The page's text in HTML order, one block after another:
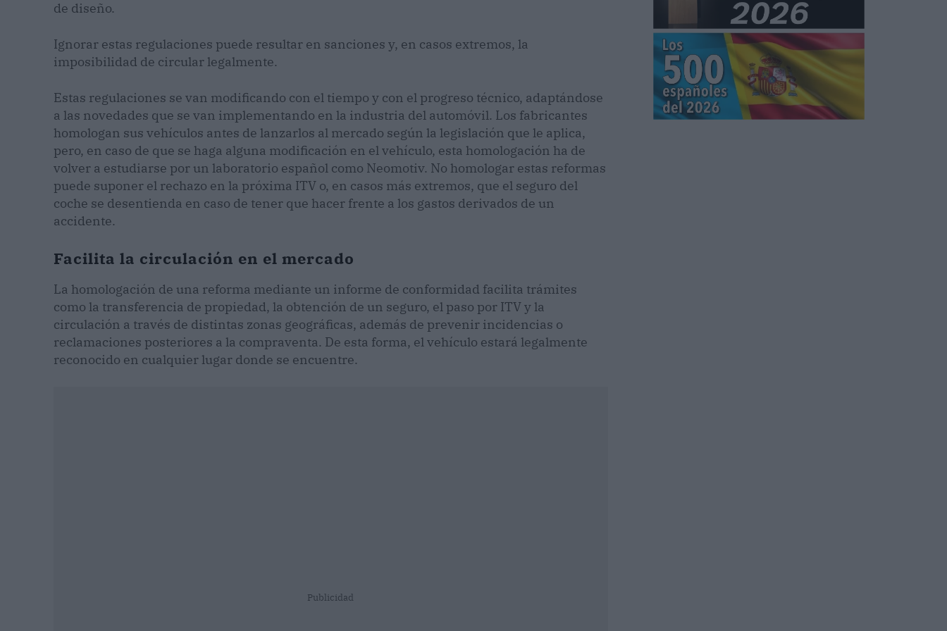
de diseño.
Ignorar estas regulaciones puede resultar en sanciones y, en casos extremos, la
imposibilidad de circular legalmente.
Estas regulaciones se van modificando con el tiempo y con el progreso técnico, adaptándose
a las novedades que se van implementando en la industria del automóvil. Los fabricantes
homologan sus vehículos antes de lanzarlos al mercado según la legislación que le aplica,
pero, en caso de que se haga alguna modificación en el vehículo, esta homologación ha de
volver a estudiarse por un laboratorio español como Neomotiv. No homologar estas reformas
puede suponer el rechazo en la próxima ITV o, en casos más extremos, que el seguro del
coche se desentienda en caso de tener que hacer frente a los gastos derivados de un
accidente.
Facilita la circulación en el mercado
La homologación de una reforma mediante un informe de conformidad facilita trámites
como la transferencia de propiedad, la obtención de un seguro, el paso por ITV y la
circulación a través de distintas zonas geográficas, además de prevenir incidencias o
reclamaciones posteriores a la compraventa. De esta forma, el vehículo estará legalmente
reconocido en cualquier lugar donde se encuentre.
Publicidad